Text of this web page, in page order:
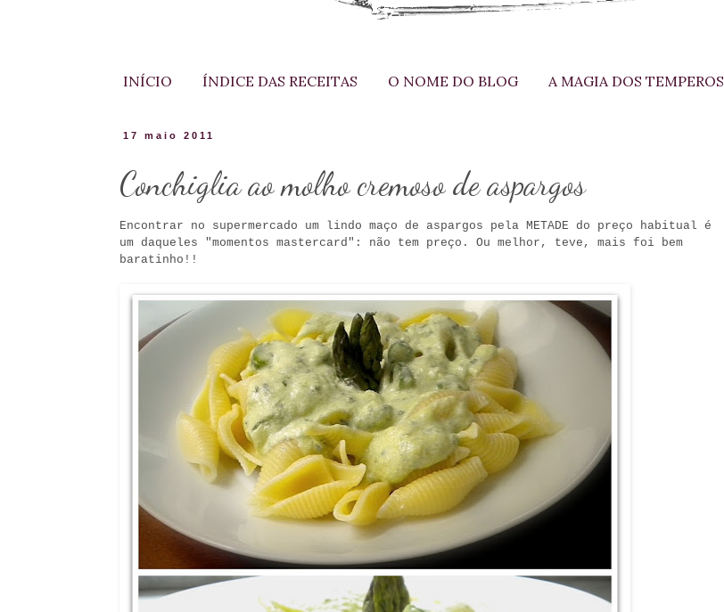
INÍCIO ÍNDICE DAS RECEITAS O NOME DO BLOG A MAGIA DOS TEMPEROS
17 maio 2011
Conchiglia ao molho cremoso de aspargos
Encontrar no supermercado um lindo maço de aspargos pela METADE do preço habitual é
um daqueles "momentos mastercard": não tem preço. Ou melhor, teve, mais foi bem
baratinho!!